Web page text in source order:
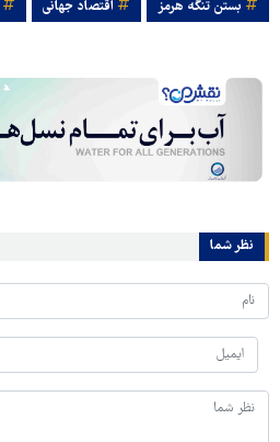
بستن تنگه هرمز اقتصاد جهانی
نظر شما